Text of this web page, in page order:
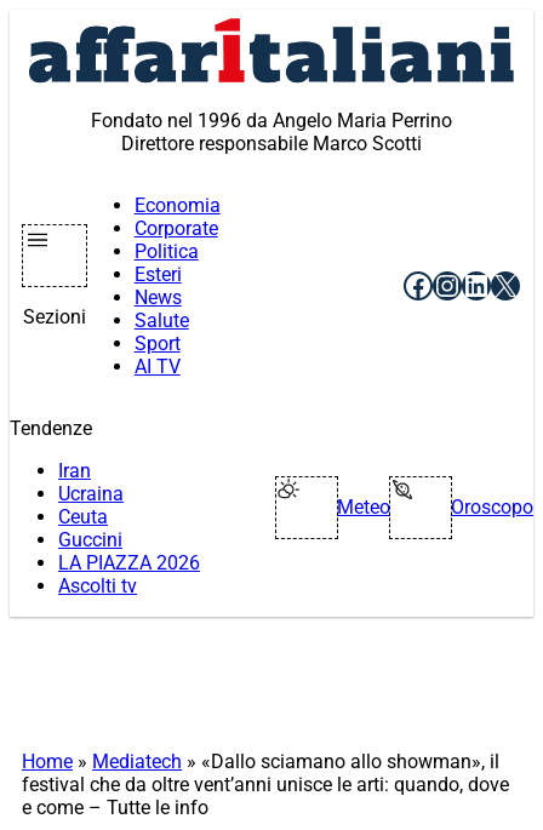
contenuto
Fondato nel 1996 da Angelo Maria Perrino
Direttore responsabile Marco Scotti
Sezioni
Economia
Corporate
Politica
Esteri
News
Salute
Sport
AI TV
Facebook
X
Tendenze
Iran
Ucraina
Ceuta
Guccini
LA PIAZZA 2026
Ascolti tv
Meteo Oroscopo
Home » Mediatech » «Dallo sciamano allo showman», il
festival che da oltre vent’anni unisce le arti: quando, dove
e come – Tutte le info